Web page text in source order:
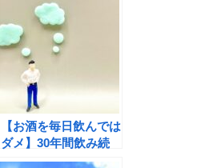
【お酒を毎日飲んでは
ダメ】30年間飲み続
けた筆者が週５日の休